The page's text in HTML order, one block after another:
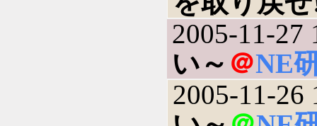
2005-11-27
い～ ＠NE
2005-11-26